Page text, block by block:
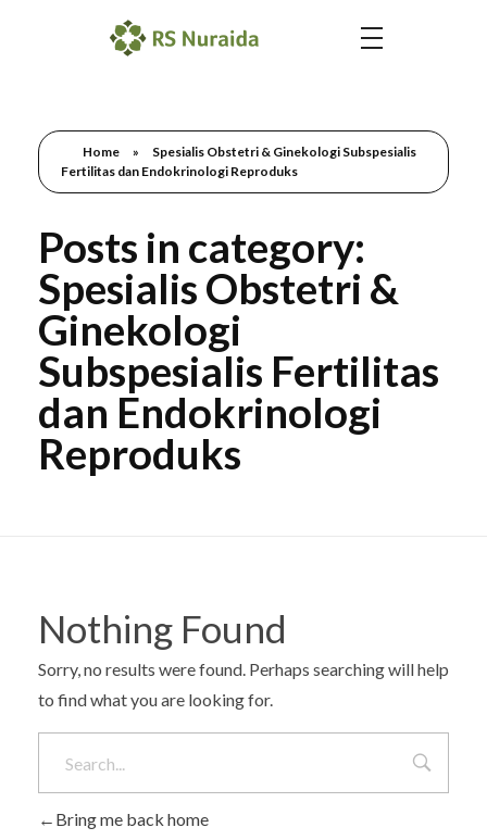
Home »
Spesialis Obstetri & Ginekologi Subspesialis
Fertilitas dan Endokrinologi Reproduks
Posts in category:
Spesialis Obstetri &
Ginekologi
Subspesialis Fertilitas
dan Endokrinologi
Reproduks
Nothing Found
Sorry, no results were found. Perhaps searching will help
to find what you are looking for.
Bring me back home